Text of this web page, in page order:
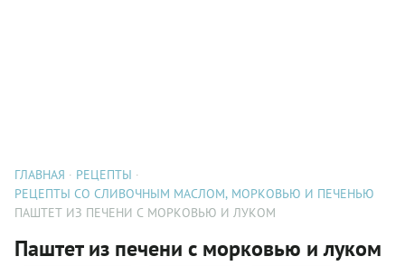
ГЛАВНАЯ
РЕЦЕПТЫ
РЕЦЕПТЫ СО СЛИВОЧНЫМ МАСЛОМ, МОРКОВЬЮ И ПЕЧЕНЬЮ
ПАШТЕТ ИЗ ПЕЧЕНИ С МОРКОВЬЮ И ЛУКОМ
Паштет из печени с морковью и луком